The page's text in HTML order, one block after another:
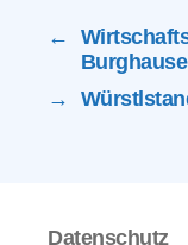
←
→
Datenschutz